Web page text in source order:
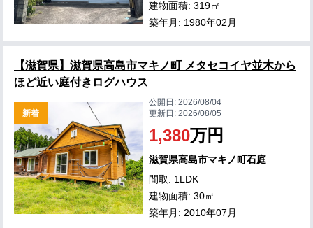
建物面積: 319㎡
築年月: 1980年02月
【滋賀県】滋賀県高島市マキノ町 メタセコイヤ並木から
ほど近い庭付きログハウス
新着
公開日:2026/08/04
更新日:2026/08/05
1,380万円
滋賀県高島市マキノ町石庭
間取: 1LDK
建物面積: 30㎡
築年月: 2010年07月